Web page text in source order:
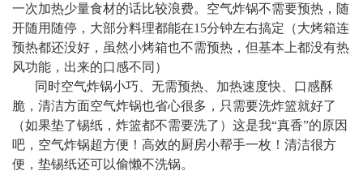
一次加热少量食材的话比较浪费。空气炸锅不需要预热，随
开随用随停，大部分料理都能在15分钟左右搞定（大烤箱连
预热都还没好，虽然小烤箱也不需预热，但基本上都没有热
风功能，出来的口感不同）
同时空气炸锅小巧、无需预热、加热速度快、口感酥
脆，清洁方面空气炸锅也省心很多，只需要洗炸篮就好了
（如果垫了锡纸，炸篮都不需要洗了）这是我“真香”的原因
吧，空气炸锅超方便！高效的厨房小帮手一枚！清洁很方
便，垫锡纸还可以偷懒不洗锅。